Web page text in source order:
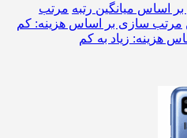
اساس میانگین رتبه مرتب
مرتب سازی بر اساس هزینه: کم
هزینه: زیاد به کم